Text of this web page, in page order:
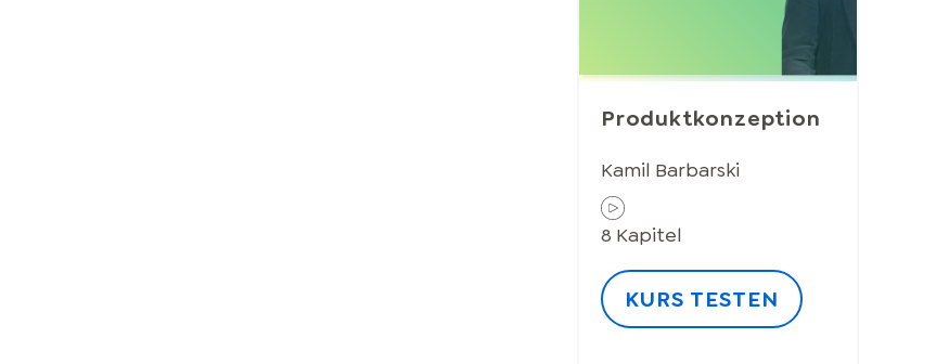
Produktkonzeption
Kamil Barbarski
8 Kapitel
KURS TESTEN